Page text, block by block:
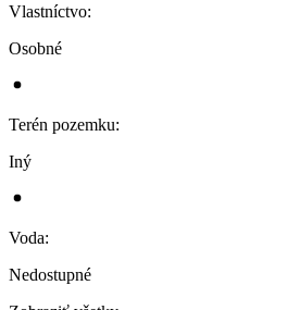
Vlastníctvo:
Osobné
Terén pozemku:
Iný
Voda:
Nedostupné